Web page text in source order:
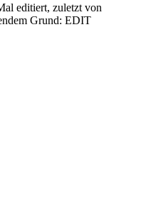
editiert, zuletzt von
Grund: EDIT